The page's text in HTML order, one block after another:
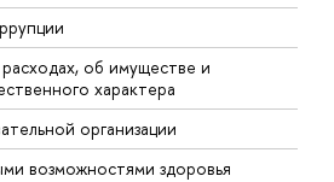
об имуществе и
характера
организации
возможностями здоровья